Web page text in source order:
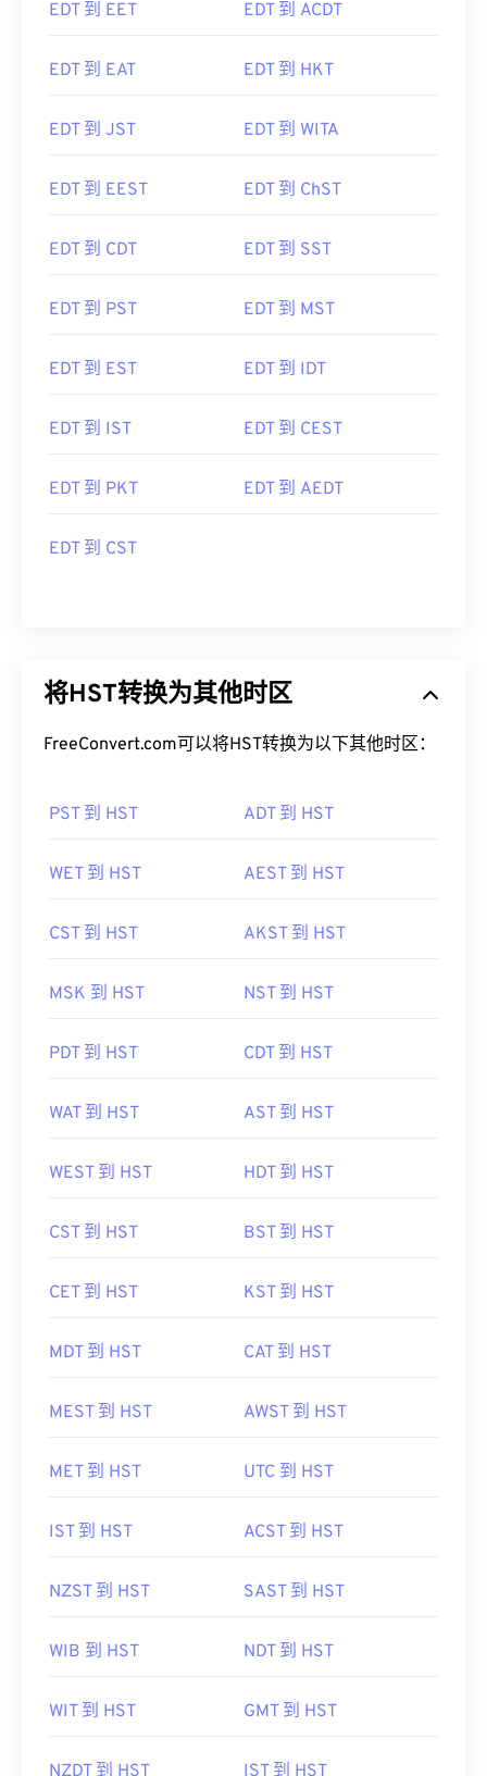
EDT 到 EET EDT 到 ACDT
EDT 到 EAT EDT 到 HKT
EDT 到 JST EDT 到 WITA
EDT 到 EEST EDT 到 ChST
EDT 到 CDT EDT 到 SST
EDT 到 PST EDT 到 MST
EDT 到 EST EDT 到 IDT
EDT 到 IST EDT 到 CEST
EDT 到 PKT EDT 到 AEDT
EDT 到 CST
将HST转换为其他时区
FreeConvert.com可以将HST转换为以下其他时区：
PST 到 HST ADT 到 HST
WET 到 HST AEST 到 HST
CST 到 HST AKST 到 HST
MSK 到 HST NST 到 HST
PDT 到 HST CDT 到 HST
WAT 到 HST AST 到 HST
WEST 到 HST HDT 到 HST
CST 到 HST BST 到 HST
CET 到 HST KST 到 HST
MDT 到 HST CAT 到 HST
MEST 到 HST AWST 到 HST
MET 到 HST UTC 到 HST
IST 到 HST ACST 到 HST
NZST 到 HST SAST 到 HST
WIB 到 HST NDT 到 HST
WIT 到 HST GMT 到 HST
NZDT 到 HST IST 到 HST